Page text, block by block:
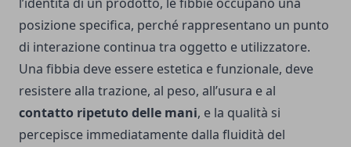
posizione specifica, perché rappresentano un punto
di interazione continua tra oggetto e utilizzatore.
Una fibbia deve essere estetica e funzionale, deve
resistere alla trazione, al peso, all’usura e al
contatto ripetuto delle mani, e la qualità si
percepisce immediatamente dalla fluidità del